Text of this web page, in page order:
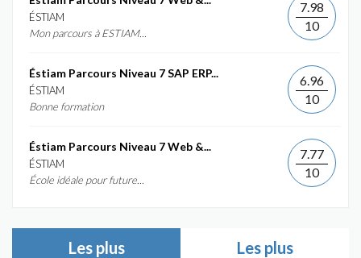
ÉSTIAM
Mon parcours à ESTIAM...
7.98
10
Éstiam Parcours Niveau 7 SAP ERP...
ÉSTIAM
Bonne formation
6.96
10
Éstiam Parcours Niveau 7 Web &...
ÉSTIAM
École idéale pour future...
7.77
10
Les plus
Les plus